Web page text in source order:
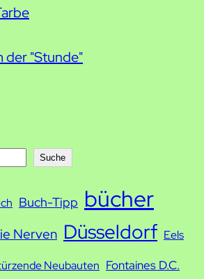
der "Stunde"
Suche
Buch-Tipp bücher
Nerven Düsseldorf Eels
Neubauten Fontaines D.C.